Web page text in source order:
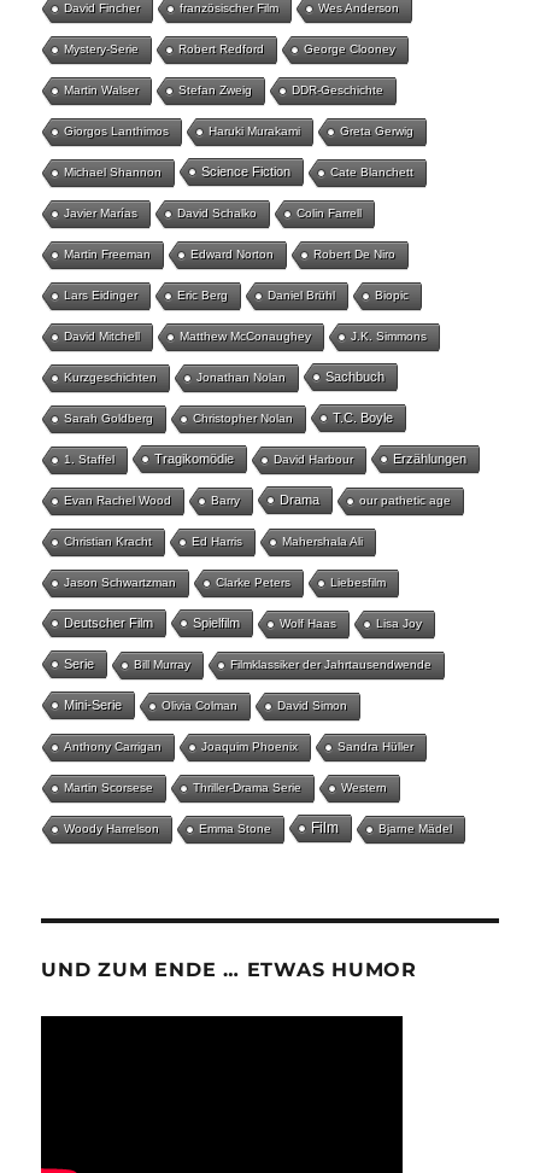
David Fincher französischer Film Wes Anderson
Mystery-Serie Robert Redford George Clooney
Martin Walser Stefan Zweig DDR-Geschichte
Giorgos Lanthimos Haruki Murakami Greta Gerwig
Michael Shannon Science Fiction Cate Blanchett
Javier Marías David Schalko Colin Farrell
Martin Freeman Edward Norton Robert De Niro
Lars Eidinger Eric Berg Daniel Brühl Biopic
David Mitchell Matthew McConaughey J.K. Simmons
Kurzgeschichten Jonathan Nolan Sachbuch
Sarah Goldberg Christopher Nolan T.C. Boyle
1. Staffel Tragikomödie David Harbour Erzählungen
Evan Rachel Wood Barry Drama our pathetic age
Christian Kracht Ed Harris Mahershala Ali
Jason Schwartzman Clarke Peters Liebesfilm
Deutscher Film Spielfilm Wolf Haas Lisa Joy
Serie Bill Murray Filmklassiker der Jahrtausendwende
Mini-Serie Olivia Colman David Simon
Anthony Carrigan Joaquim Phoenix Sandra Hüller
Martin Scorsese Thriller-Drama Serie Western
Woody Harrelson Emma Stone Film Bjarne Mädel
UND ZUM ENDE … ETWAS HUMOR